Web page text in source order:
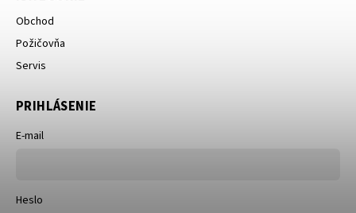
Obchod
Požičovňa
Servis
PRIHLÁSENIE
E-mail
Heslo